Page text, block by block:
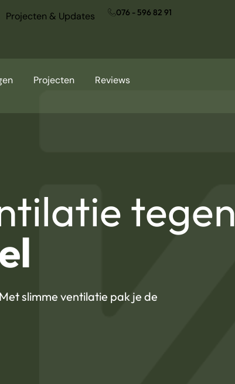
Projecten & Updates 076 - 596 82 91
tegen
slimme ventilatie pak je de
Projecten Reviews